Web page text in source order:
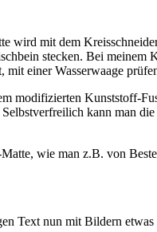
mit dem
stecken. Bei meinem
einer Wasserwaage
modifizierten Kunststoff-
kann man
wie man z.B. von
Text nun mit Bildern etwas